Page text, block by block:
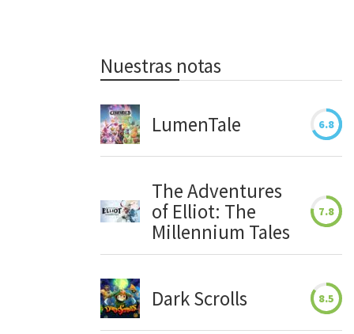
Nuestras notas
LumenTale 6.8
The Adventures
of Elliot: The
Millennium Tales
7.8
Dark Scrolls 8.5